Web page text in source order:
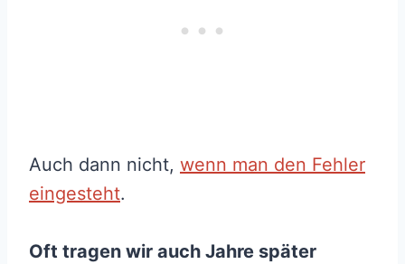
Auch dann nicht, wenn man den Fehler
eingesteht.
Oft tragen wir auch Jahre später